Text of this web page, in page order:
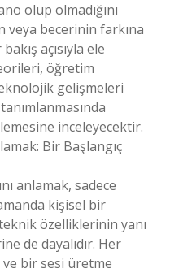
olup olmadığını
becerinin farkına
açısıyla ele
öğretim
gelişmeleri
inceleyecektir.
Bir Başlangıç
anlamak, sadece
kişisel bir
özelliklerinin yanı
de dayalıdır. Her
ve bir sesi üretme